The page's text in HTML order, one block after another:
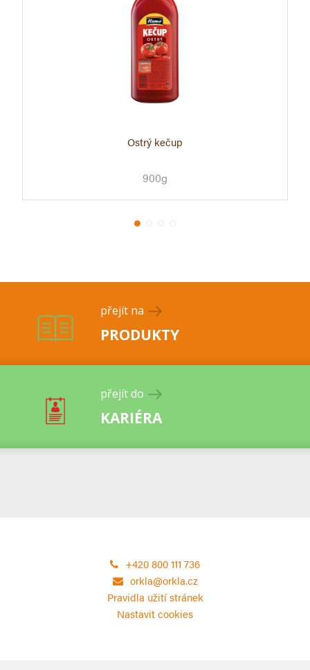
Ostrý kečup
900g
přejít na
PRODUKTY
přejít do
KARIÉRA
+420 800 111 736
orkla@orkla.cz
Pravidla užití stránek
Nastavit cookies